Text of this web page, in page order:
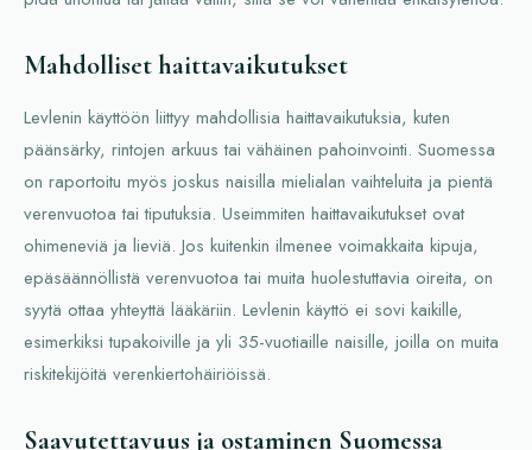
Mahdolliset haittavaikutukset
Levlenin käyttöön liittyy mahdollisia haittavaikutuksia, kuten
päänsärky, rintojen arkuus tai vähäinen pahoinvointi. Suomessa
on raportoitu myös joskus naisilla mielialan vaihteluita ja pientä
verenvuotoa tai tiputuksia. Useimmiten haittavaikutukset ovat
ohimeneviä ja lieviä. Jos kuitenkin ilmenee voimakkaita kipuja,
epäsäännöllistä verenvuotoa tai muita huolestuttavia oireita, on
syytä ottaa yhteyttä lääkäriin. Levlenin käyttö ei sovi kaikille,
esimerkiksi tupakoiville ja yli 35-vuotiaille naisille, joilla on muita
riskitekijöitä verenkiertohäiriöissä.
Saavutettavuus ja ostaminen Suomessa